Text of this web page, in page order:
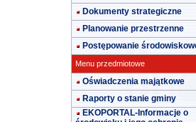
Dokumenty strategiczne
Planowanie przestrzenne
Postępowanie
Menu przedmiotowe
Oświadczenia majątkowe
Raporty o stanie gminy
EKOPORTAL-Informacje o